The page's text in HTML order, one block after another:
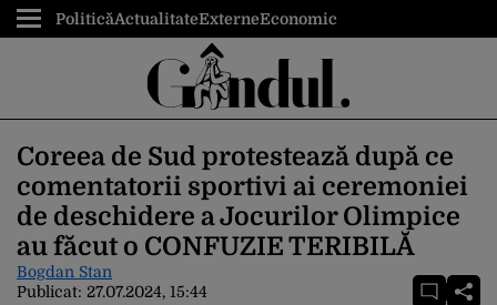
PoliticăActualitateExterneEconomic
Coreea de Sud protestează după ce
comentatorii sportivi ai ceremoniei
de deschidere a Jocurilor Olimpice
au făcut o CONFUZIE TERIBILĂ
Bogdan Stan
Publicat: 27.07.2024, 15:44